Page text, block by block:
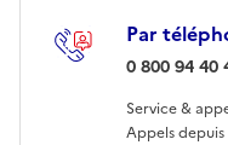
Par
: 0 800 94
0 800 94 40
Service &
Appels